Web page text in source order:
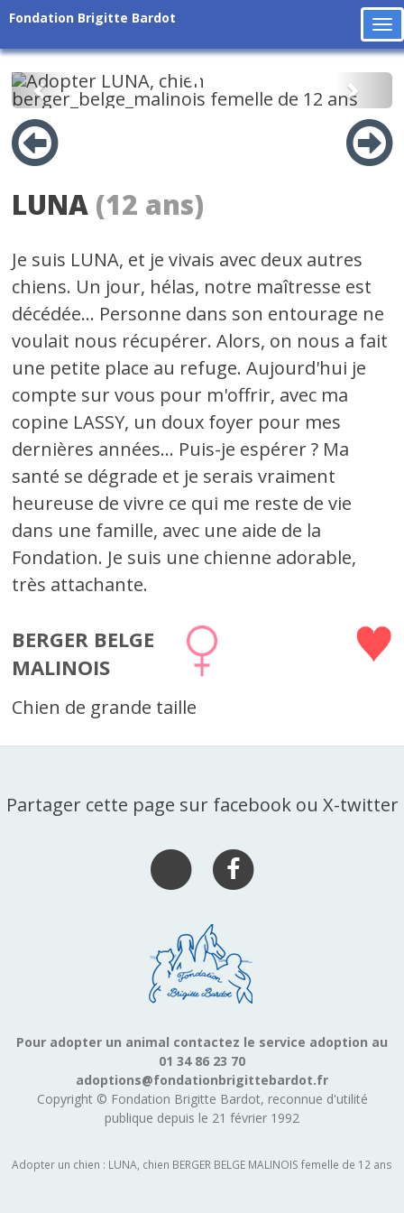
Fondation Brigitte Bardot
Précédent
LUNA (12 ans)
Je suis LUNA, et je vivais avec deux autres
chiens. Un jour, hélas, notre maîtresse est
décédée... Personne dans son entourage ne
voulait nous récupérer. Alors, on nous a fait
une petite place au refuge. Aujourd'hui je
compte sur vous pour m'offrir, avec ma
copine LASSY, un doux foyer pour mes
dernières années... Puis-je espérer ? Ma
santé se dégrade et je serais vraiment
heureuse de vivre ce qui me reste de vie
dans une famille, avec une aide de la
Fondation. Je suis une chienne adorable,
très attachante.
BERGER BELGE
MALINOIS
Chien de grande taille
Partager cette page sur facebook ou X-twitter
Pour adopter un animal contactez le service adoption au
01 34 86 23 70
adoptions@fondationbrigittebardot.fr
Copyright © Fondation Brigitte Bardot, reconnue d'utilité
publique depuis le 21 février 1992
Adopter un chien : LUNA, chien BERGER BELGE MALINOIS femelle de 12 ans